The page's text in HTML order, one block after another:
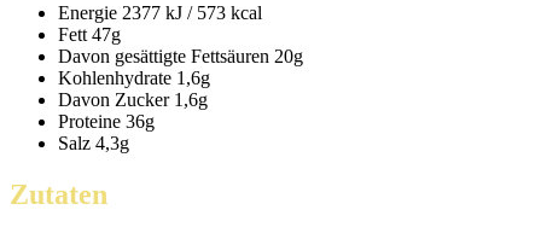
Energie 2377 kJ / 573 kcal
Fett 47g
Davon gesättigte Fettsäuren 20g
Kohlenhydrate 1,6g
Davon Zucker 1,6g
Proteine 36g
Salz 4,3g
Zutaten